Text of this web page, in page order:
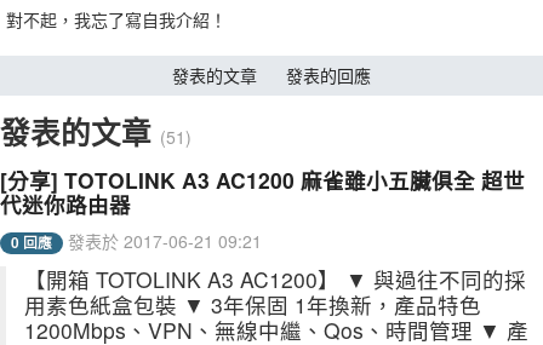
對不起，我忘了寫自我介紹！
發表的文章 發表的回應
發表的文章 (51)
[分享] TOTOLINK A3 AC1200 麻雀雖小五臟俱全 超世
代迷你路由器
0 回應 發表於 2017-06-21 09:21
【開箱 TOTOLINK A3 AC1200】 ▼ 與過往不同的採
用素色紙盒包裝 ▼ 3年保固 1年換新，產品特色
1200Mbps、VPN、無線中繼、Qos、時間管理 ▼ 產